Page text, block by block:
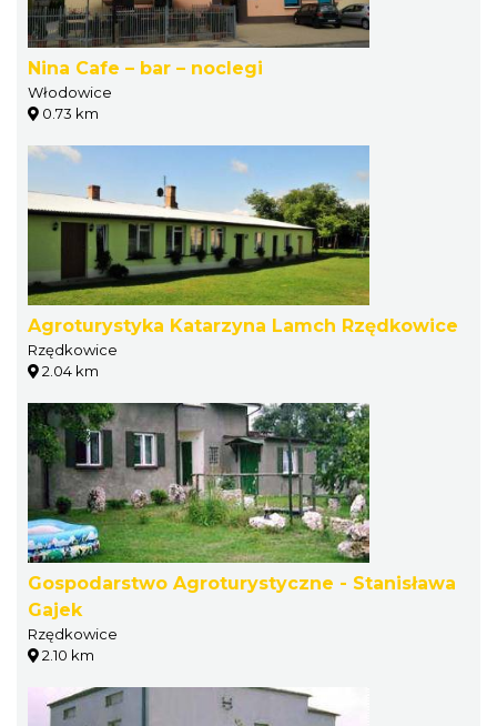
Nina Cafe – bar – noclegi
Włodowice
0.73 km
Agroturystyka Katarzyna Lamch Rzędkowice
Rzędkowice
2.04 km
Gospodarstwo Agroturystyczne - Stanisława
Gajek
Rzędkowice
2.10 km